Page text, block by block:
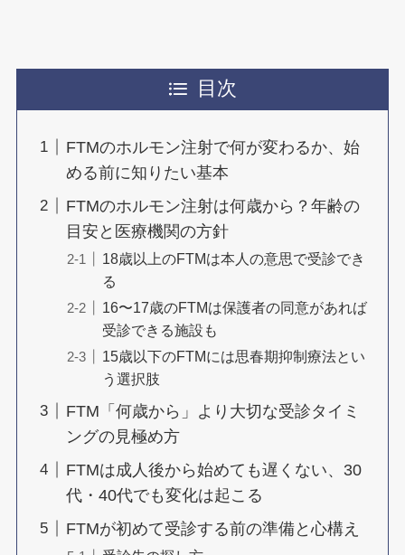
目次
FTMのホルモン注射で何が変わるか、始
める前に知りたい基本
FTMのホルモン注射は何歳から？年齢の
目安と医療機関の方針
18歳以上のFTMは本人の意思で受診でき
る
16〜17歳のFTMは保護者の同意があれば
受診できる施設も
15歳以下のFTMには思春期抑制療法とい
う選択肢
FTM「何歳から」より大切な受診タイミ
ングの見極め方
FTMは成人後から始めても遅くない、30
代・40代でも変化は起こる
FTMが初めて受診する前の準備と心構え